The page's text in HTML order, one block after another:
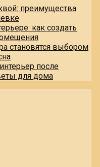
преимущества
как создать
становятся выбором
после
для дома